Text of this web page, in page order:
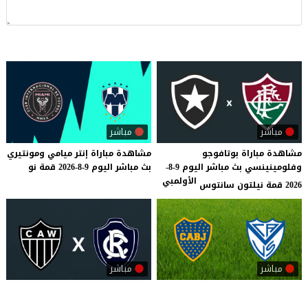
مباشر
مشاهدة مباراة بوتافوجو
وفلومينينسي بث مباشر اليوم 9-8-
2026 قمة نيلتون سانتوس
الأولمبي
مباشر
مشاهدة مباراة إنترميامي ومونتيري
بث مباشر اليوم 9-8-2026 قمة نو
مباشر مباشر